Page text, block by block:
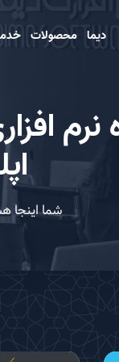
دیما محصولات
شما اینجا